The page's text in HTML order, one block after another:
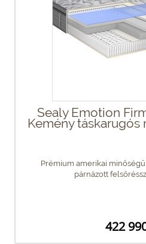
Sealy Emotion
Kemény
Prémium amerikai
párnázott
422